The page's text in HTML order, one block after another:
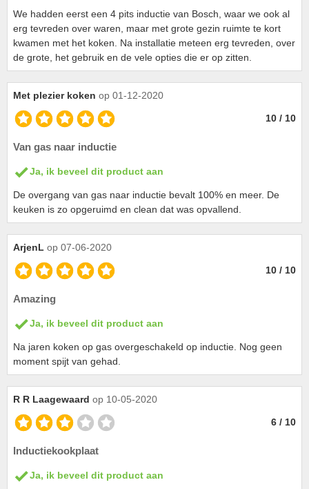
We hadden eerst een 4 pits inductie van Bosch, waar we ook al
erg tevreden over waren, maar met grote gezin ruimte te kort
kwamen met het koken. Na installatie meteen erg tevreden, over
de grote, het gebruik en de vele opties die er op zitten.
Met plezier koken op 01-12-2020
10 / 10
Van gas naar inductie
Ja, ik beveel dit product aan
De overgang van gas naar inductie bevalt 100% en meer. De
keuken is zo opgeruimd en clean dat was opvallend.
ArjenL op 07-06-2020
10 / 10
Amazing
Ja, ik beveel dit product aan
Na jaren koken op gas overgeschakeld op inductie. Nog geen
moment spijt van gehad.
R R Laagewaard op 10-05-2020
6 / 10
Inductiekookplaat
Ja, ik beveel dit product aan